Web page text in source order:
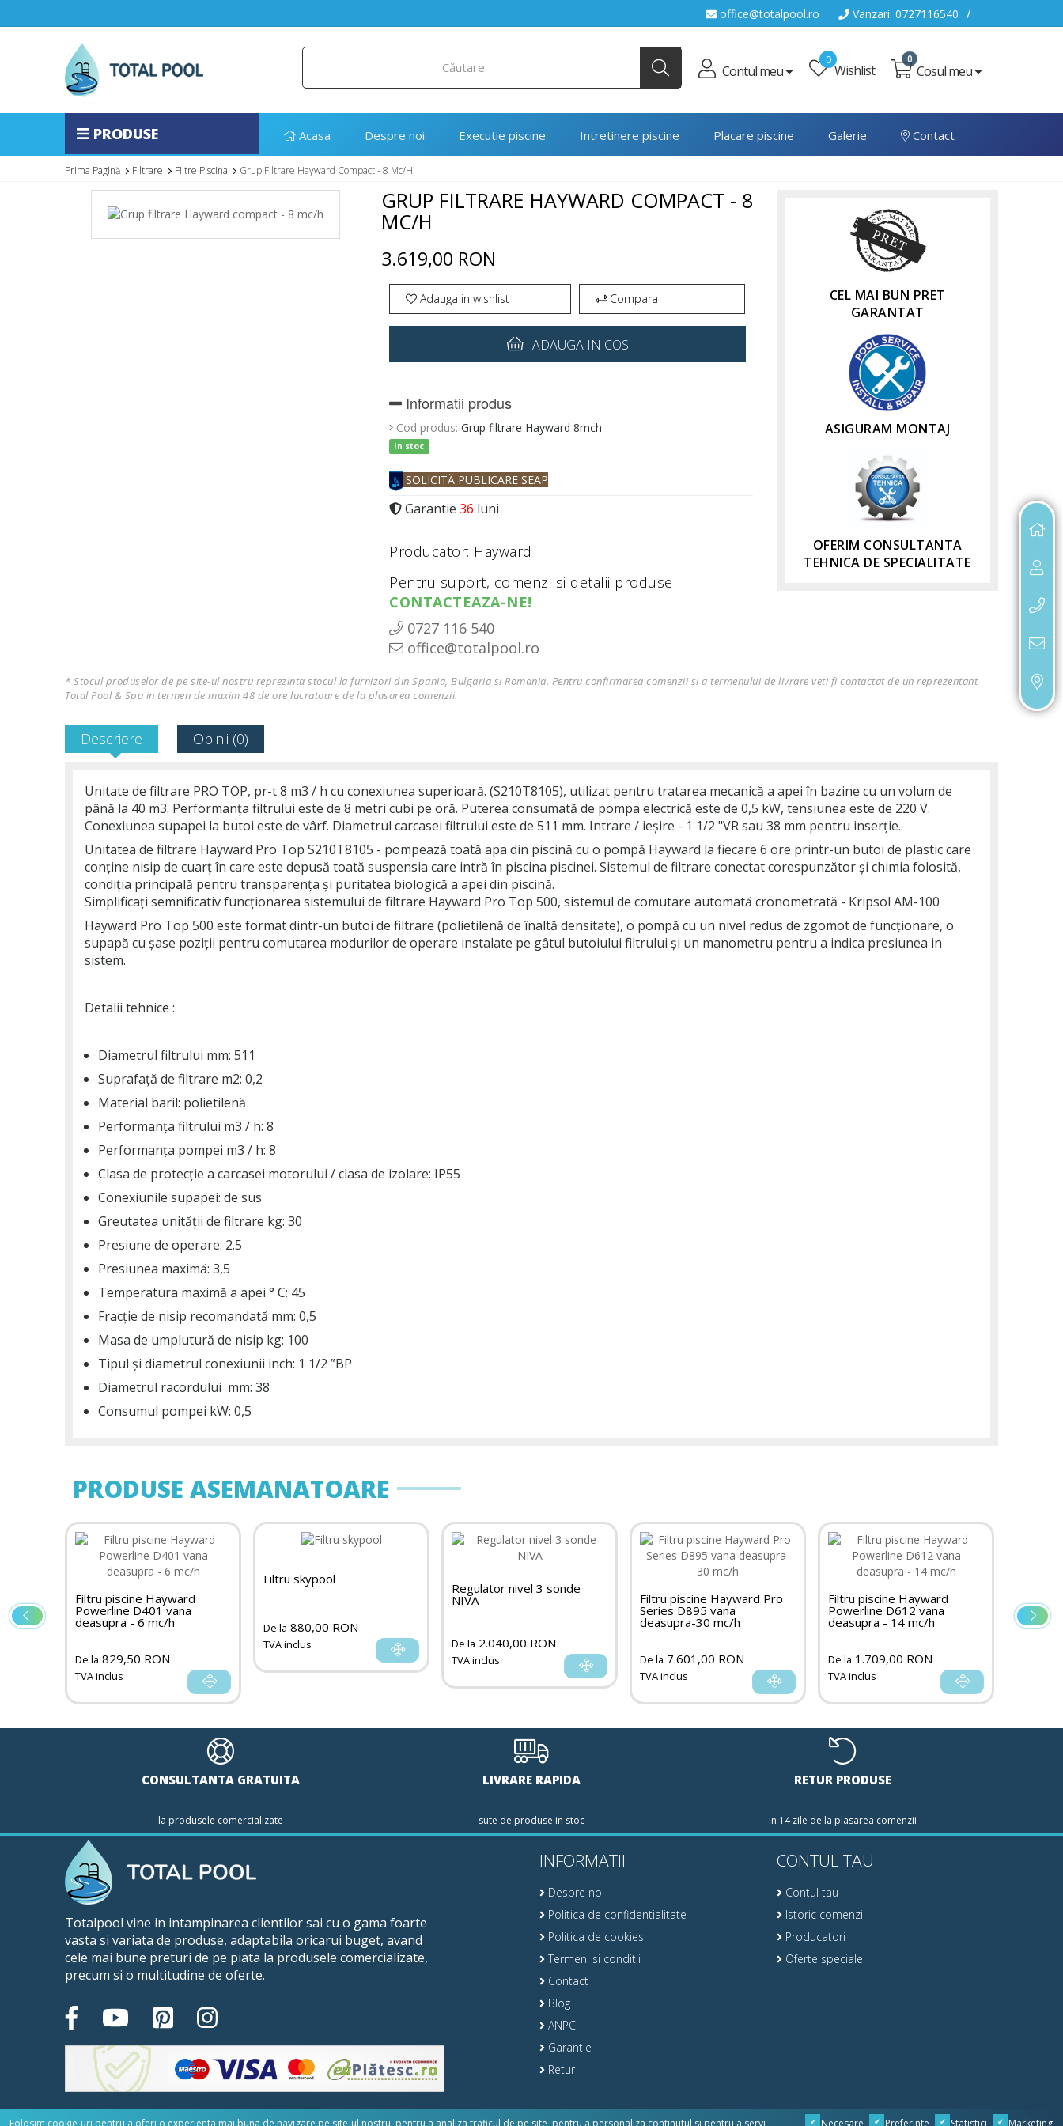
Necesare Preferinte Statistici Marketing
Folosim cookie-uri pentru a oferi o experienta mai buna de navigare pe site-ul nostru, pentru a analiza traficul de pe site, pentru a personaliza continutul si pentru a servi
office@totalpool.ro Vanzari: 0727116540 /
Contul meu
0
Wishlist
0
Cosul meu
PRODUSE Acasa Despre noi Executie piscine Intretinere piscine Placare piscine Galerie Contact
Prima Pagină Filtrare Filtre Piscina Grup Filtrare Hayward Compact - 8 Mc/h
GRUP FILTRARE HAYWARD COMPACT - 8
MC/H
3.619,00 RON
Adauga in wishlist Compara
ADAUGA IN COS
Informatii produs
Cod produs: Grup filtrare Hayward 8mch
In stoc
SOLICITĂ PUBLICARE SEAP
Garantie 36 luni
Producator: Hayward
Pentru suport, comenzi si detalii produse
CONTACTEAZA-NE!
0727 116 540
office@totalpool.ro
CEL MAI BUN PRET
GARANTAT
ASIGURAM MONTAJ
OFERIM CONSULTANTA
TEHNICA DE SPECIALITATE
* Stocul produselor de pe site-ul nostru reprezinta stocul la furnizori din Spania, Bulgaria si Romania. Pentru confirmarea comenzii si a termenului de livrare veti fi contactat de un reprezentant
Total Pool & Spa in termen de maxim 48 de ore lucratoare de la plasarea comenzii.
Descriere Opinii (0)
Unitate de filtrare PRO TOP, pr-t 8 m3 / h cu conexiunea superioară. (S210T8105), utilizat pentru tratarea mecanică a apei în bazine cu un volum de
până la 40 m3. Performanța filtrului este de 8 metri cubi pe oră. Puterea consumată de pompa electrică este de 0,5 kW, tensiunea este de 220 V.
Conexiunea supapei la butoi este de vârf. Diametrul carcasei filtrului este de 511 mm. Intrare / ieșire - 1 1/2 "VR sau 38 mm pentru inserție.
Unitatea de filtrare Hayward Pro Top S210T8105 - pompează toată apa din piscină cu o pompă Hayward la fiecare 6 ore printr-un butoi de plastic care
conține nisip de cuarț în care este depusă toată suspensia care intră în piscina piscinei. Sistemul de filtrare conectat corespunzător și chimia folosită,
condiția principală pentru transparența și puritatea biologică a apei din piscină.
Simplificați semnificativ funcționarea sistemului de filtrare Hayward Pro Top 500, sistemul de comutare automată cronometrată - Kripsol AM-100
Hayward Pro Top 500 este format dintr-un butoi de filtrare (polietilenă de înaltă densitate), o pompă cu un nivel redus de zgomot de funcționare, o
supapă cu șase poziții pentru comutarea modurilor de operare instalate pe gâtul butoiului filtrului și un manometru pentru a indica presiunea in
sistem.
Detalii tehnice :
Diametrul filtrului mm: 511
Suprafață de filtrare m2: 0,2
Material baril: polietilenă
Performanța filtrului m3 / h: 8
Performanța pompei m3 / h: 8
Clasa de protecție a carcasei motorului / clasa de izolare: IP55
Conexiunile supapei: de sus
Greutatea unității de filtrare kg: 30
Presiune de operare: 2.5
Presiunea maximă: 3,5
Temperatura maximă a apei ° C: 45
Fracție de nisip recomandată mm: 0,5
Masa de umplutură de nisip kg: 100
Tipul și diametrul conexiunii inch: 1 1/2 ”BP
Diametrul racordului mm: 38
Consumul pompei kW: 0,5
PRODUSE ASEMANATOARE
Filtru piscine Hayward
Powerline D401 vana
deasupra - 6 mc/h
De la 829,50 RON
TVA inclus
Filtru skypool
De la 880,00 RON
TVA inclus
Regulator nivel 3 sonde
NIVA
De la 2.040,00 RON
TVA inclus
Filtru piscine Hayward Pro
Series D895 vana
deasupra-30 mc/h
De la 7.601,00 RON
TVA inclus
Filtru piscine Hayward
Powerline D612 vana
deasupra - 14 mc/h
De la 1.709,00 RON
TVA inclus
CONSULTANTA GRATUITA
la produsele comercializate
LIVRARE RAPIDA
sute de produse in stoc
RETUR PRODUSE
in 14 zile de la plasarea comenzii
Totalpool vine in intampinarea clientilor sai cu o gama foarte
vasta si variata de produse, adaptabila oricarui buget, avand
cele mai bune preturi de pe piata la produsele comercializate,
precum si o multitudine de oferte.
INFORMATII
Despre noi
Politica de confidentialitate
Politica de cookies
Termeni si conditii
Contact
Blog
ANPC
Garantie
Retur
CONTUL TAU
Contul tau
Istoric comenzi
Producatori
Oferte speciale